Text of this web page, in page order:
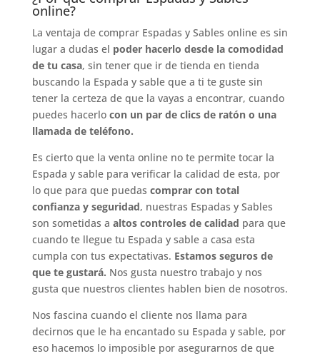
online?
La ventaja de comprar Espadas y Sables online es sin
lugar a dudas el poder hacerlo desde la comodidad
de tu casa, sin tener que ir de tienda en tienda
buscando la Espada y sable que a ti te guste sin
tener la certeza de que la vayas a encontrar, cuando
puedes hacerlo con un par de clics de ratón o una
llamada de teléfono.
Es cierto que la venta online no te permite tocar la
Espada y sable para verificar la calidad de esta, por
lo que para que puedas comprar con total
confianza y seguridad, nuestras Espadas y Sables
son sometidas a altos controles de calidad para que
cuando te llegue tu Espada y sable a casa esta
cumpla con tus expectativas. Estamos seguros de
que te gustará. Nos gusta nuestro trabajo y nos
gusta que nuestros clientes hablen bien de nosotros.
Nos fascina cuando el cliente nos llama para
decirnos que le ha encantado su Espada y sable, por
eso hacemos lo imposible por asegurarnos de que